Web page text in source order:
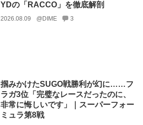
YDの「RACCO」を徹底解剖
2026.08.09 @DIME 3
掴みかけたSUGO戦勝利が幻に……フ
ラガ3位「完璧なレースだったのに、
非常に悔しいです」｜スーパーフォー
ミュラ第8戦